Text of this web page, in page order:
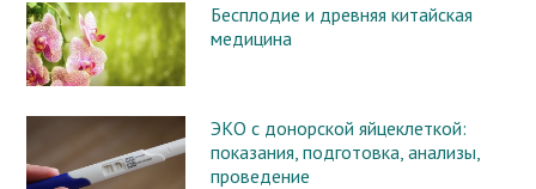
Бесплодие и древняя китайская
медицина
ЭКО с донорской яйцеклеткой:
показания, подготовка, анализы,
проведение